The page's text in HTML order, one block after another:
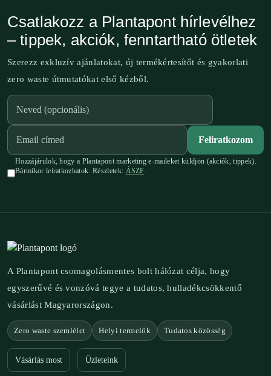
Csatlakozz a Plantapont hírlevélhez
– tippek, akciók, fenntartható ötletek
Szerezz exkluzív ajánlatokat, új termékértesítőt és gyakorlati
zero waste útmutatókat első kézből.
Feliratkozom
Hozzájárulok, hogy a Plantapont marketing e-maileket küldjön (akciók, tippek).
Bármikor leiratkozhatok. Részletek: ÁSZF.
A Plantapont csomagolásmentes bolt hálózat célja, hogy
egyszerűvé és vonzóvá tegye a tudatos, hulladékcsökkentő
vásárlást Magyarországon.
Zero waste szemlélet Helyi termelők Tudatos közösség
Vásárlás most Üzleteink